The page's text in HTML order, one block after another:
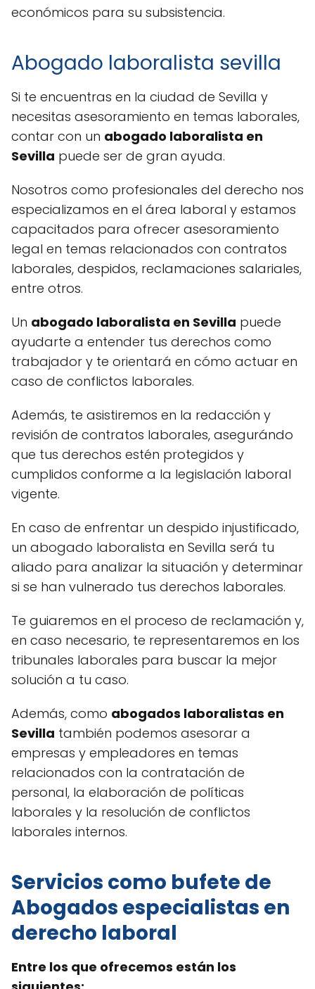
económicos para su subsistencia.
Abogado laboralista sevilla
Si te encuentras en la ciudad de Sevilla y
necesitas asesoramiento en temas laborales,
contar con un abogado laboralista en
Sevilla puede ser de gran ayuda.
Nosotros como profesionales del derecho nos
especializamos en el área laboral y estamos
capacitados para ofrecer asesoramiento
legal en temas relacionados con contratos
laborales, despidos, reclamaciones salariales,
entre otros.
Un abogado laboralista en Sevilla puede
ayudarte a entender tus derechos como
trabajador y te orientará en cómo actuar en
caso de conflictos laborales.
Además, te asistiremos en la redacción y
revisión de contratos laborales, asegurándo
que tus derechos estén protegidos y
cumplidos conforme a la legislación laboral
vigente.
En caso de enfrentar un despido injustificado,
un abogado laboralista en Sevilla será tu
aliado para analizar la situación y determinar
si se han vulnerado tus derechos laborales.
Te guiaremos en el proceso de reclamación y,
en caso necesario, te representaremos en los
tribunales laborales para buscar la mejor
solución a tu caso.
Además, como abogados laboralistas en
Sevilla también podemos asesorar a
empresas y empleadores en temas
relacionados con la contratación de
personal, la elaboración de políticas
laborales y la resolución de conflictos
laborales internos.
Servicios como bufete de
Abogados especialistas en
derecho laboral
Entre los que ofrecemos están los